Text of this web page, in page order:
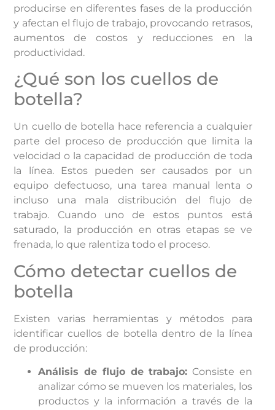
producirse en diferentes fases de la producción
y afectan el flujo de trabajo, provocando retrasos,
aumentos de costos y reducciones en la
productividad.
¿Qué son los cuellos de
botella?
Un cuello de botella hace referencia a cualquier
parte del proceso de producción que limita la
velocidad o la capacidad de producción de toda
la línea. Estos pueden ser causados por un
equipo defectuoso, una tarea manual lenta o
incluso una mala distribución del flujo de
trabajo. Cuando uno de estos puntos está
saturado, la producción en otras etapas se ve
frenada, lo que ralentiza todo el proceso.
Cómo detectar cuellos de
botella
Existen varias herramientas y métodos para
identificar cuellos de botella dentro de la línea
de producción:
Análisis de flujo de trabajo: Consiste en
analizar cómo se mueven los materiales, los
productos y la información a través de la